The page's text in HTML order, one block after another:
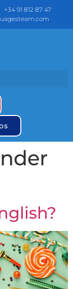
+34 91 812 87 47